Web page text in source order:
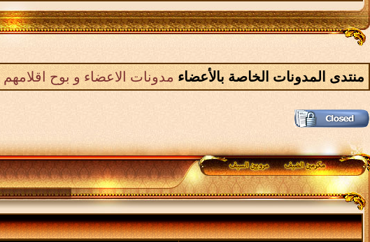
منتدى المدونات الخاصة بالأعضاء مدونات الاعضاء و بوح اقلامهم